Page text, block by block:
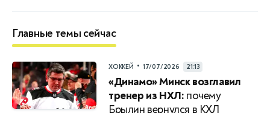
Главные темы сейчас
ХОККЕЙ • 17/07/2026 21:13
«Динамо» Минск возглавил
тренер из НХЛ: почему
Брылин вернулся в КХЛ